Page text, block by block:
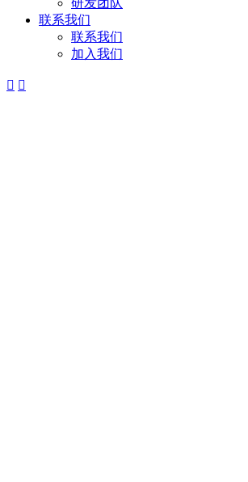
研发团队
联系我们
联系我们
加入我们
 